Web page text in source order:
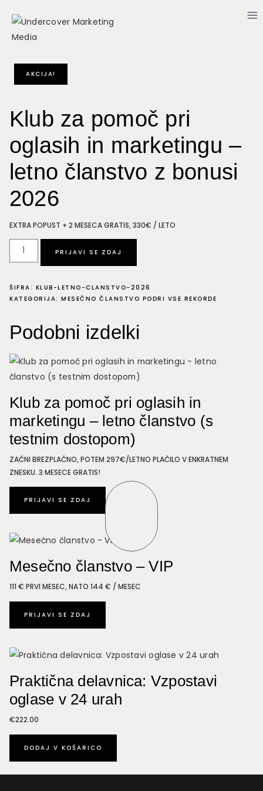
content
AKCIJA!
Klub za pomoč pri
oglasih in marketingu –
letno članstvo z bonusi
2026
EXTRA POPUST + 2 MESECA GRATIS, 330€ / LETO
Klub
za
pri
marketingu
-
letno
članstvo
z
2026
količina
PRIJAVI SE ZDAJ
ŠIFRA: KLUB-LETNO-CLANSTVO-2026
KATEGORIJA: MESEČNO ČLANSTVO PODRI VSE REKORDE
Podobni izdelki
Klub za pomoč pri oglasih in
marketingu – letno članstvo (s
testnim dostopom)
ZAČNI BREZPLAČNO, POTEM 297€/LETNO PLAČILO V ENKRATNEM
ZNESKU. 3 MESECE GRATIS!
PRIJAVI SE ZDAJ
Mesečno članstvo – VIP
111 € PRVI MESEC, NATO 144 € / MESEC
PRIJAVI SE ZDAJ
Praktična delavnica: Vzpostavi
oglase v 24 urah
€222.00
DODAJ V KOŠARICO